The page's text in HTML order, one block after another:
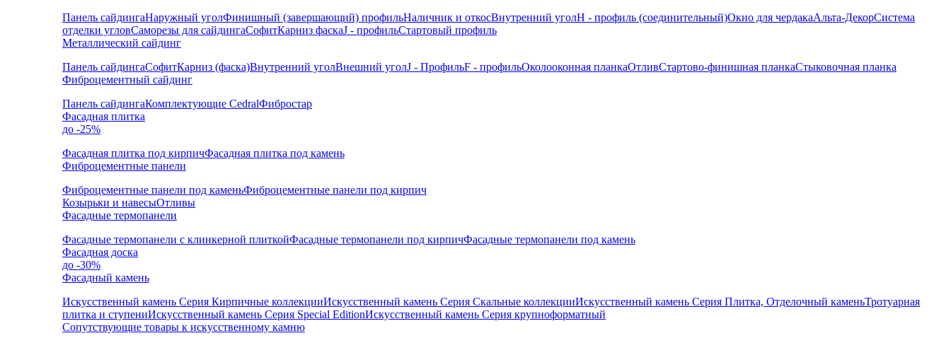
Панель сайдингаНаружный уголФинишный (завершающий) профильНаличник и откосВнутренний уголH - профиль (соединительный)Окно для чердакаАльта-ДекорСистема
отделки угловСаморезы для сайдингаСофитКарниз фаскаJ - профильСтартовый профиль
Металлический сайдинг
Панель сайдингаСофитКарниз (фаска)Внутренний уголВнешний уголJ - ПрофильF - профильОколооконная планкаОтливСтартово-финишная планкаСтыковочная планка
Фиброцементный сайдинг
Панель сайдингаКомплектующие CedralФибростар
Фасадная плитка
до -25%
Фасадная плитка под кирпичФасадная плитка под камень
Фиброцементные панели
Фиброцементные панели под каменьФиброцементные панели под кирпич
Козырьки и навесыОтливы
Фасадные термопанели
Фасадные термопанели с клинкерной плиткойФасадные термопанели под кирпичФасадные термопанели под камень
Фасадная доска
до -30%
Фасадный камень
Искусственный камень Серия Кирпичные коллекцииИскусственный камень Серия Скальные коллекцииИскусственный камень Серия Плитка, Отделочный каменьТротуарная
плитка и ступениИскусственный камень Серия Special EditionИскусственный камень Серия крупноформатный
Сопутствующие товары к искусственному камню